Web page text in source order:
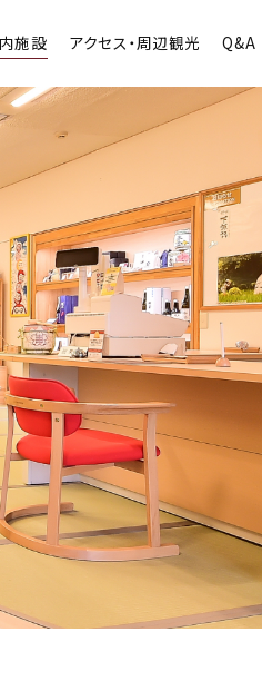
施設 アクセス・周辺観光 Q&A